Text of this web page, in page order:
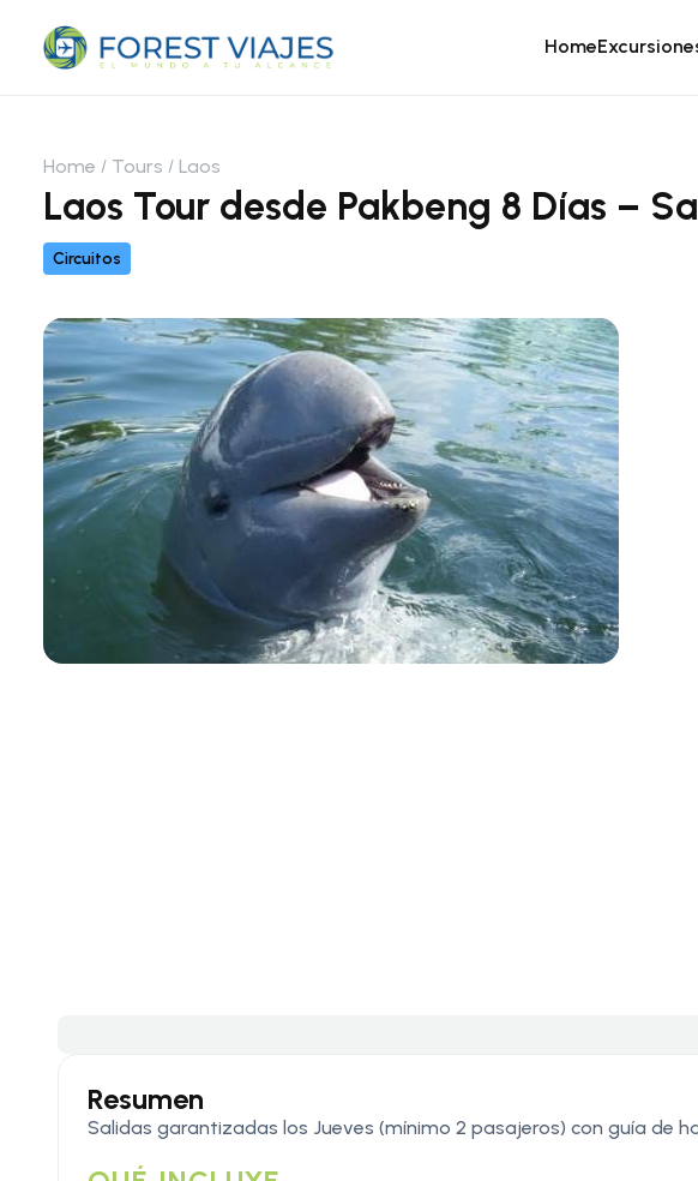
Home
Home Tours Laos
Laos Tour desde Pakbeng 8 Días –
Circuitos
Resumen
Salidas garantizadas los Jueves (mínimo 2 pasajeros) con guía de